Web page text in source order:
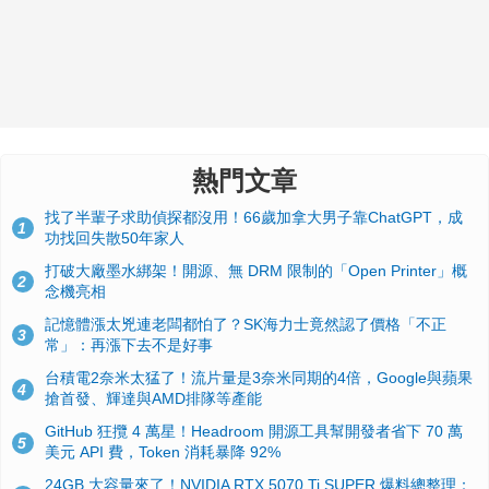
熱門文章
1
找了半輩子求助偵探都沒用！66歲加拿大男子靠ChatGPT，成
功找回失散50年家人
2
打破大廠墨水綁架！開源、無 DRM 限制的「Open Printer」概
念機亮相
3
記憶體漲太兇連老闆都怕了？SK海力士竟然認了價格「不正
常」：再漲下去不是好事
4
台積電2奈米太猛了！流片量是3奈米同期的4倍，Google與蘋果
搶首發、輝達與AMD排隊等產能
5
GitHub 狂攬 4 萬星！Headroom 開源工具幫開發者省下 70 萬
美元 API 費，Token 消耗暴降 92%
24GB 大容量來了！NVIDIA RTX 5070 Ti SUPER 爆料總整理：